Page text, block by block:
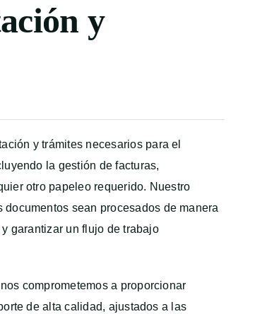
y
y trámites necesarios para el
la gestión de facturas,
otro papeleo requerido. Nuestro
sean procesados de manera
garantizar un flujo de trabajo
comprometemos a proporcionar
de alta calidad, ajustados a las